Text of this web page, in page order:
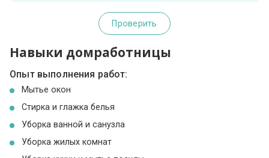
Проверить
Навыки домработницы
Опыт выполнения работ:
Мытье окон
Стирка и глажка белья
Уборка ванной и санузла
Уборка жилых комнат